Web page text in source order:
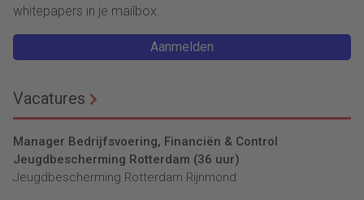
whitepapers in je mailbox.
Aanmelden
Vacatures
Manager Bedrijfsvoering, Financiën & Control
Jeugdbescherming Rotterdam (36 uur)
Jeugdbescherming Rotterdam Rijnmond